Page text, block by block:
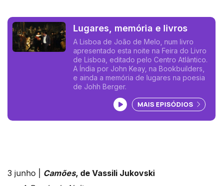
Lugares, memória e livros
A Lisboa de João de Melo, num livro
apresentado esta noite na Feira do Livro
de Lisboa, editado pelo Centro Atlântico.
A Índia por John Keay, na Bookbuilders,
e ainda a memória de lugares na poesia
de Johh Berger.
Ouvir podcast
MAIS EPISÓDIOS
3 junho | Camões, de Vassili Jukovski